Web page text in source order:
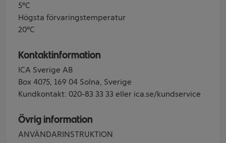
5°C
Högsta förvaringstemperatur
20°C
Kontaktinformation
ICA Sverige AB
Box 4075, 169 04 Solna, Sverige
Kundkontakt: 020-83 33 33 eller ica.se/kundservice
Övrig information
ANVÄNDARINSTRUKTION